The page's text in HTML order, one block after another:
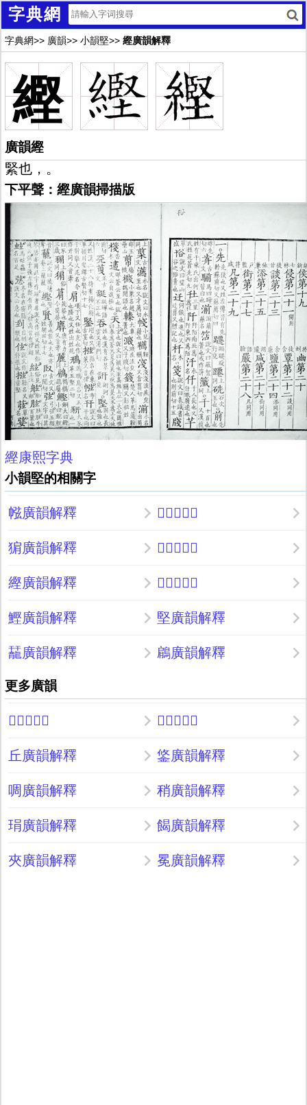
字典網
字典網>> 廣韻>> 小韻堅>> 䌑廣韻解釋
䌑
廣韻䌑
緊也，。
下平聲：䌑廣韻掃描版
䌑康熙字典
小韻堅的相關字
㡉廣韻解釋 𢮂廣韻解釋
猏廣韻解釋 𧱚廣韻解釋
䌑廣韻解釋 𪊑廣韻解釋
鰹廣韻解釋 堅廣韻解釋
䶬廣韻解釋 鵳廣韻解釋
更多廣韻
𡡕廣韻解釋 𠿊廣韻解釋
丘廣韻解釋 鋚廣韻解釋
啁廣韻解釋 稍廣韻解釋
琄廣韻解釋 餲廣韻解釋
夾廣韻解釋 冕廣韻解釋